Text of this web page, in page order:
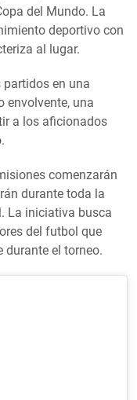
del Mundo. La
deportivo con
al lugar.
en una
envolvente, una
a los aficionados
comenzarán
durante toda la
La iniciativa busca
del futbol que
durante el torneo.